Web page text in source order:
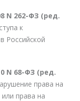
N 262-ФЗ (ред.
к
Российской
N 68-ФЗ (ред.
права на
права на